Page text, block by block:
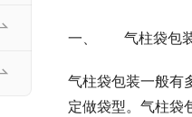
一、      气柱袋包
气柱袋包装一般有
定做袋型。气柱袋